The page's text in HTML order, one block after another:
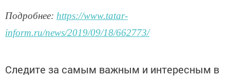
Подробнее: https://www.tatar-
inform.ru/news/2019/09/18/662773/
Следите за самым важным и интересным в